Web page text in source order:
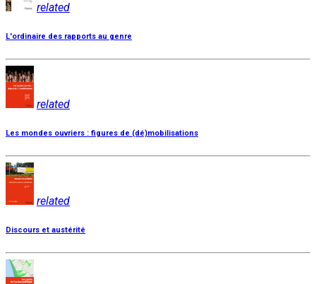
related
L'ordinaire des rapports au genre
related
Les mondes ouvriers : figures de (dé)mobilisations
related
Discours et austérité